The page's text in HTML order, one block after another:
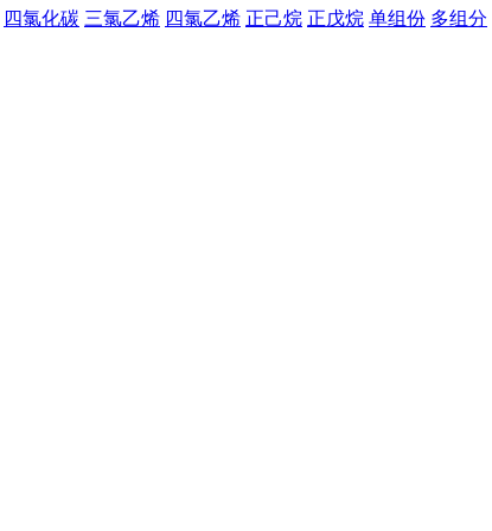
四氯化碳 三氯乙烯 四氯乙烯 正己烷 正戊烷 单组份 多组分